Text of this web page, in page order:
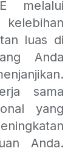
melalui
luas di
Anda
sama
yang
Anda.